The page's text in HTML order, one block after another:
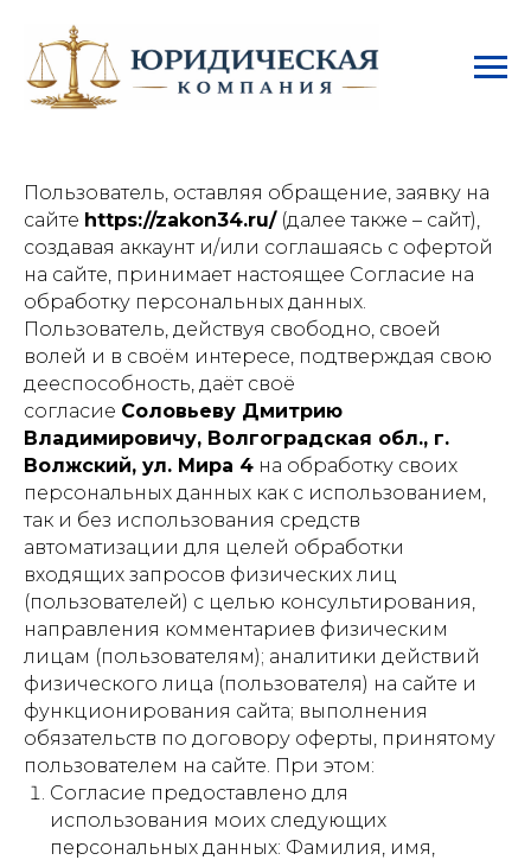
Согласие на обработку
персональных данных
Пользователь, оставляя обращение, заявку на
сайте https://zakon34.ru/(далее также – сайт),
создавая аккаунт и/или соглашаясь с офертой
на сайте, принимает настоящее Согласие на
обработку персональных данных.
Пользователь, действуя свободно, своей
волей и в своём интересе, подтверждая свою
дееспособность, даёт своё
согласие Соловьеву Дмитрию
Владимировичу, Волгоградская обл., г.
Волжский, ул. Мира 4 на обработку своих
персональных данных как с использованием,
так и без использования средств
автоматизации для целей обработки
входящих запросов физических лиц
(пользователей) с целью консультирования,
направления комментариев физическим
лицам (пользователям); аналитики действий
физического лица (пользователя) на сайте и
функционирования сайта; выполнения
обязательств по договору оферты, принятому
пользователем на сайте. При этом:
Согласие предоставлено для
использования моих следующих
персональных данных: Фамилия, имя,